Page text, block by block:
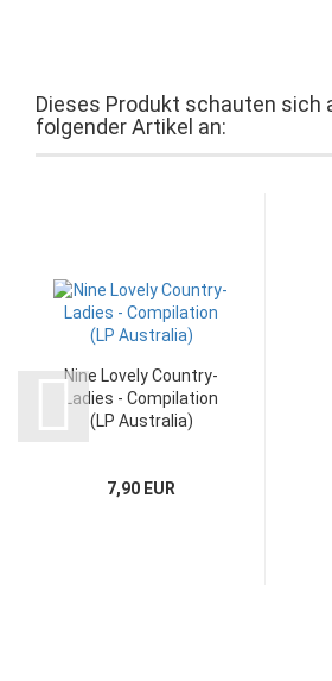
Dieses Produkt schauten sich
folgender Artikel an:
Nine Lovely Country-
Ladies - Compilation
(LP Australia)
7,90 EUR